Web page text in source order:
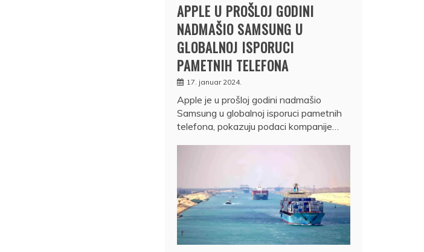
APPLE U PROŠLOJ GODINI
NADMAŠIO SAMSUNG U
GLOBALNOJ ISPORUCI
PAMETNIH TELEFONA
17. januar 2024.
Apple je u prošloj godini nadmašio
Samsung u globalnoj isporuci pametnih
telefona, pokazuju podaci kompanije…